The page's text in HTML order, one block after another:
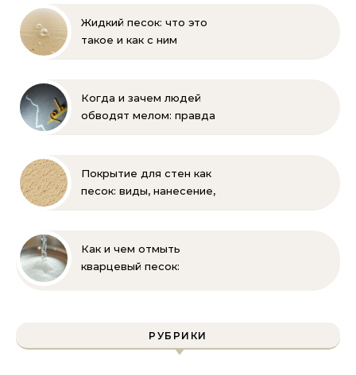
Жидкий песок: что это
такое и как с ним
Когда и зачем людей
обводят мелом: правда
Покрытие для стен как
песок: виды, нанесение,
Как и чем отмыть
кварцевый песок:
РУБРИКИ